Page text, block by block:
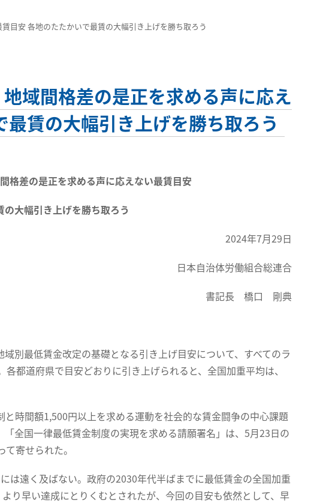
目安 各地のたたかいで最賃の大幅引き上げを勝ち取ろう
域間格差の是正を求める声に応え
賃の大幅引き上げを勝ち取ろう
格差の是正を求める声に応えない最賃目安
大幅引き上げを勝ち取ろう
2024年7月29日
日本自治体労働組合総連合
書記長 橋口 剛典
別最低賃金改定の基礎となる引き上げ目安について、すべてのラ
都道府県で目安どおりに引き上げられると、全国加重平均は、
時間額1,500円以上を求める運動を社会的な賃金闘争の中心課題
全国一律最低賃金制度の実現を求める請願署名」は、5月23日の
寄せられた。
は遠く及ばない。政府の2030年代半ばまでに最低賃金の全国加重
り早い達成にとりくむとされたが、今回の目安も依然として、早